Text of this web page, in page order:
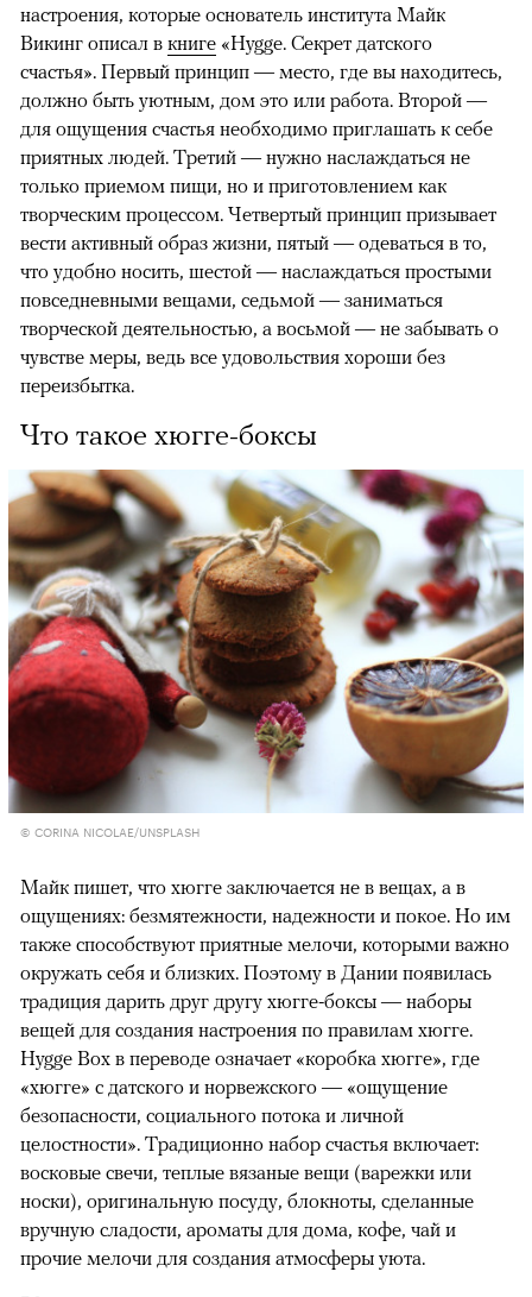
00:00 / 00:00
настроения, которые основатель института Майк
Викинг описал в книге «Hygge. Секрет датского
счастья». Первый принцип — место, где вы находитесь,
должно быть уютным, дом это или работа. Второй —
для ощущения счастья необходимо приглашать к себе
приятных людей. Третий — нужно наслаждаться не
только приемом пищи, но и приготовлением как
творческим процессом. Четвертый принцип призывает
вести активный образ жизни, пятый — одеваться в то,
что удобно носить, шестой — наслаждаться простыми
повседневными вещами, седьмой — заниматься
творческой деятельностью, а восьмой — не забывать о
чувстве меры, ведь все удовольствия хороши без
переизбытка.
Что такое хюгге-боксы
© CORINA NICOLAE/UNSPLASH
Майк пишет, что хюгге заключается не в вещах, а в
ощущениях: безмятежности, надежности и покое. Но им
также способствуют приятные мелочи, которыми важно
окружать себя и близких. Поэтому в Дании появилась
традиция дарить друг другу хюгге-боксы — наборы
вещей для создания настроения по правилам хюгге.
Hygge Box в переводе означает «коробка хюгге», где
«хюгге» с датского и норвежского — «ощущение
безопасности, социального потока и личной
целостности». Традиционно набор счастья включает:
восковые свечи, теплые вязаные вещи (варежки или
носки), оригинальную посуду, блокноты, сделанные
вручную сладости, ароматы для дома, кофе, чай и
прочие мелочи для создания атмосферы уюта.